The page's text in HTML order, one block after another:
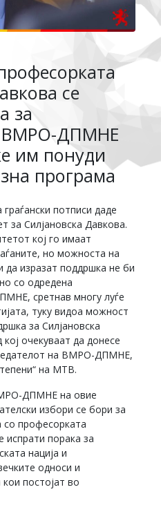
се
за
ВМРО-ДПМНЕ
им понуди
програма
потписи даде
за Силјановска Давкова.
кој го имаат
но можноста на
да изразат поддршка не би
со одредена
сретнав многу луѓе
туку видоа можност
за Силјановска
очекуваат да донесе
на ВМРО-ДПМНЕ,
на МТВ.
ДПМНЕ на овие
избори се бори за
со професорката
испрати порака за
нација и
односи и
постојат во